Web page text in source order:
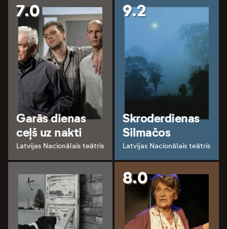
7.0
Garās dienas
ceļš uz nakti
Latvijas Nacionālais teātris
9.2
Skroderdienas
Silmačos
Latvijas Nacionālais teātris
8.0